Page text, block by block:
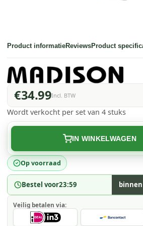
Product informatieReviewsProduct
€34.99Incl. BTW
Op voorraad
Bestel voor23:59
Wordt verkocht per set van 4 stuks
IN WINKELWAGEN
Veilig betalen via: